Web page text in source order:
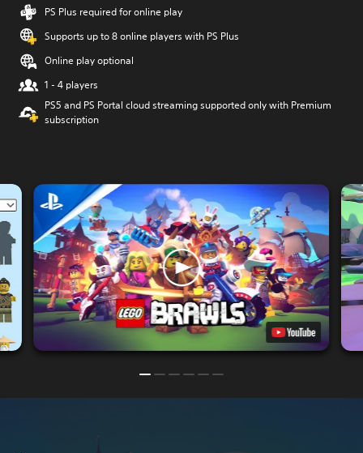
PS Plus required for online play
Supports up to 8 online players with PS Plus
Online play optional
1 - 4 players
PS5 and PS Portal cloud streaming supported only with Premium
subscription